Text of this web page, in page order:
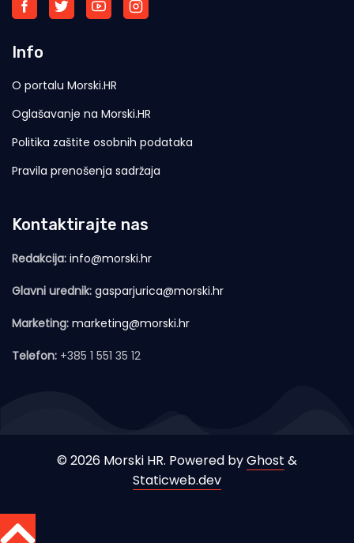
Info
O portalu Morski.HR
Oglašavanje na Morski.HR
Politika zaštite osobnih podataka
Pravila prenošenja sadržaja
Kontaktirajte nas
Redakcija: info@morski.hr
Glavni urednik: gasparjurica@morski.hr
Marketing: marketing@morski.hr
Telefon: +385 1 551 35 12
© 2026 Morski HR. Powered byGhost &
Staticweb.dev